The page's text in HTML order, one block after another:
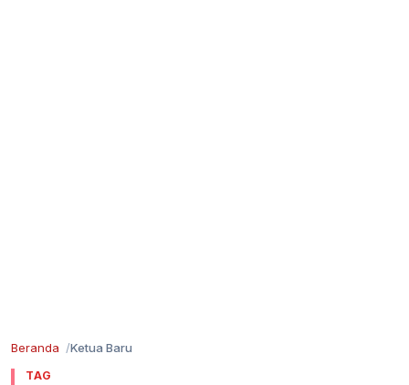
Beranda Ketua Baru
TAG